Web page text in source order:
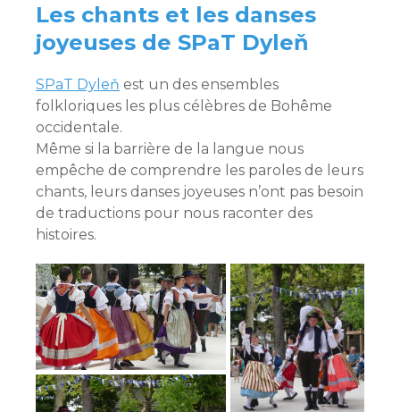
Les chants et les danses
joyeuses de SPaT Dyleň
SPaT Dyleň est un des ensembles
folkloriques les plus célèbres de Bohême
occidentale.
Même si la barrière de la langue nous
empêche de comprendre les paroles de leurs
chants, leurs danses joyeuses n’ont pas besoin
de traductions pour nous raconter des
histoires.